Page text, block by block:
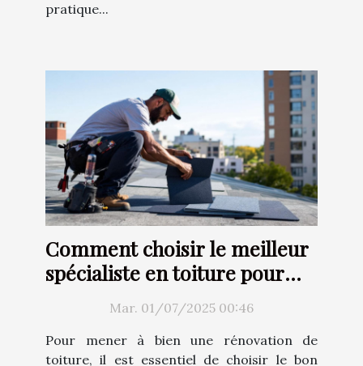
pratique...
Comment choisir le meilleur
spécialiste en toiture pour
votre rénovation ?
Mar. 01/07/2025 00:46
Pour mener à bien une rénovation de
toiture, il est essentiel de choisir le bon